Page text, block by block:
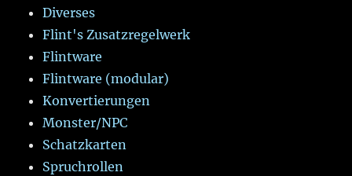
Diverses
Flint's Zusatzregelwerk
Flintware
Flintware (modular)
Konvertierungen
Monster/NPC
Schatzkarten
Spruchrollen